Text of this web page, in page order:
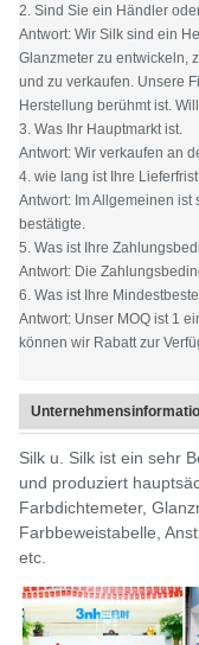
2. Sind Sie ein Händler
Antwort: Wir Silk sind ein
Glanzmeter zu entwickeln,
und zu verkaufen. Unsere
Herstellung berühmt ist.
3. Was Ihr Hauptmarkt ist.
Antwort: Wir verkaufen an
4. wie lang ist Ihre
Antwort: Im Allgemeinen
bestätigte.
5. Was ist Ihre
Antwort: Die
6. Was ist Ihre
Antwort: Unser MOQ ist 1
können wir Rabatt zur
Silk u. Silk ist ein sehr
und produziert
Farbdichtemeter,
Farbbeweistabelle,
etc.